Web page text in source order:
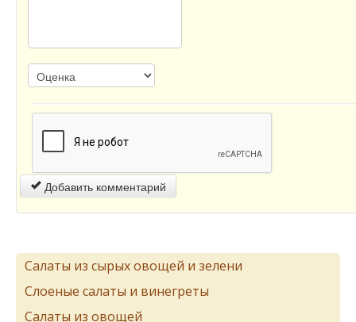
Добавить комментарий
Салаты из сырых овощей и зелени
Слоеные салаты и винегреты
Салаты из овощей